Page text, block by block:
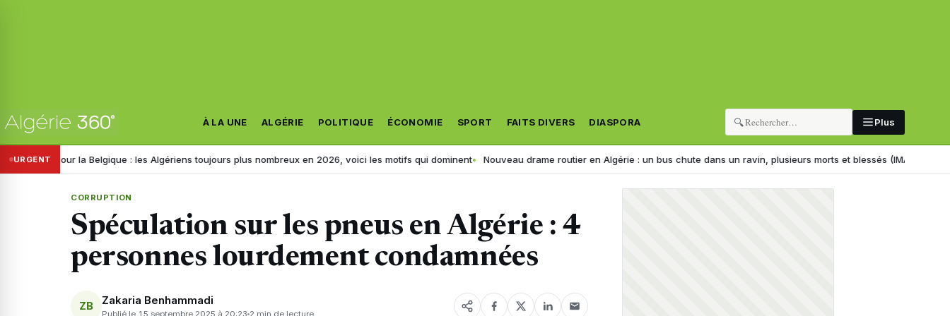
À LA UNE ALGÉRIE POLITIQUE ÉCONOMIE SPORT FAITS DIVERS DIASPORA 🔍 Plus
URGENT
la Belgique : les Algériens toujours plus nombreux en 2026, voici les motifs qui dominent Nouveau drame routier en Algérie : un bus chute dans un ravin, plusieurs morts et blessés (IMAGES) Partis d’Algérie
CORRUPTION
Spéculation sur les pneus en Algérie : 4
personnes lourdement condamnées
ZB Zakaria Benhammadi
Publié le 15 septembre 2025 à 20:23 2 min de lecture